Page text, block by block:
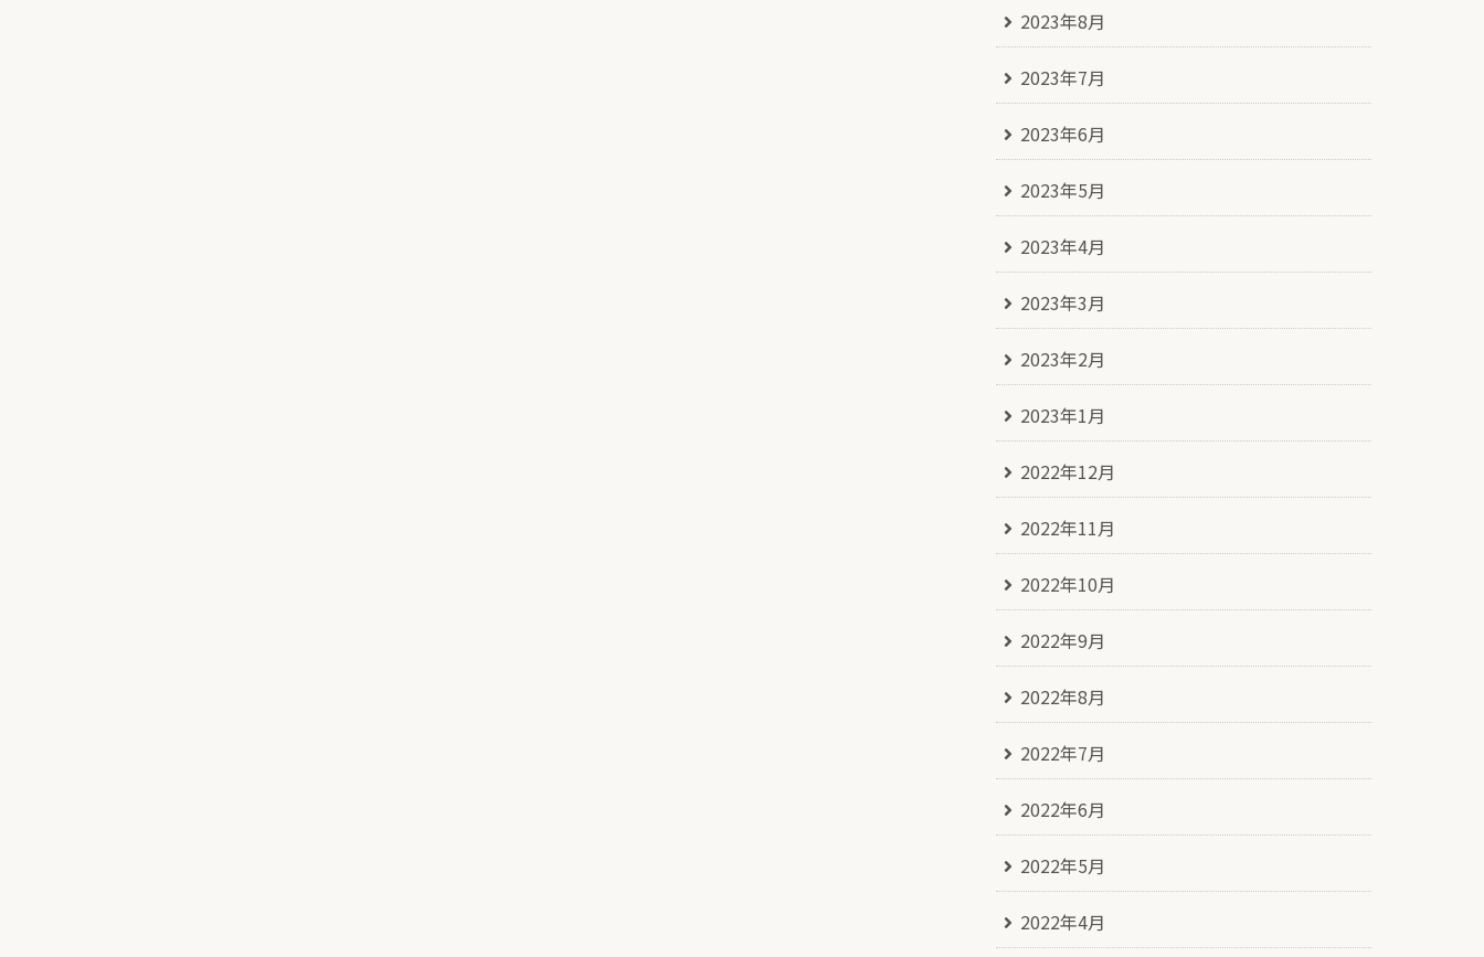
2023年8月
2023年7月
2023年6月
2023年5月
2023年4月
2023年3月
2023年2月
2023年1月
2022年12月
2022年11月
2022年10月
2022年9月
2022年8月
2022年7月
2022年6月
2022年5月
2022年4月